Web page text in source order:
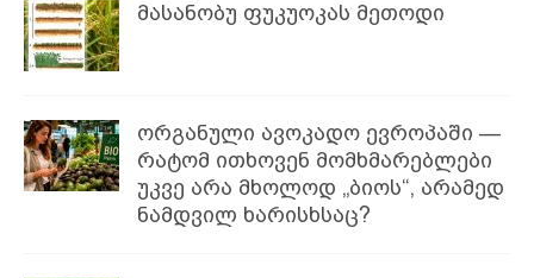
მასანობუ ფუკუოკას მეთოდი
ორგანული ავოკადო ევროპაში —
რატომ ითხოვენ მომხმარებლები
უკვე არა მხოლოდ „ბიოს“, არამედ
ნამდვილ ხარისხსაც?